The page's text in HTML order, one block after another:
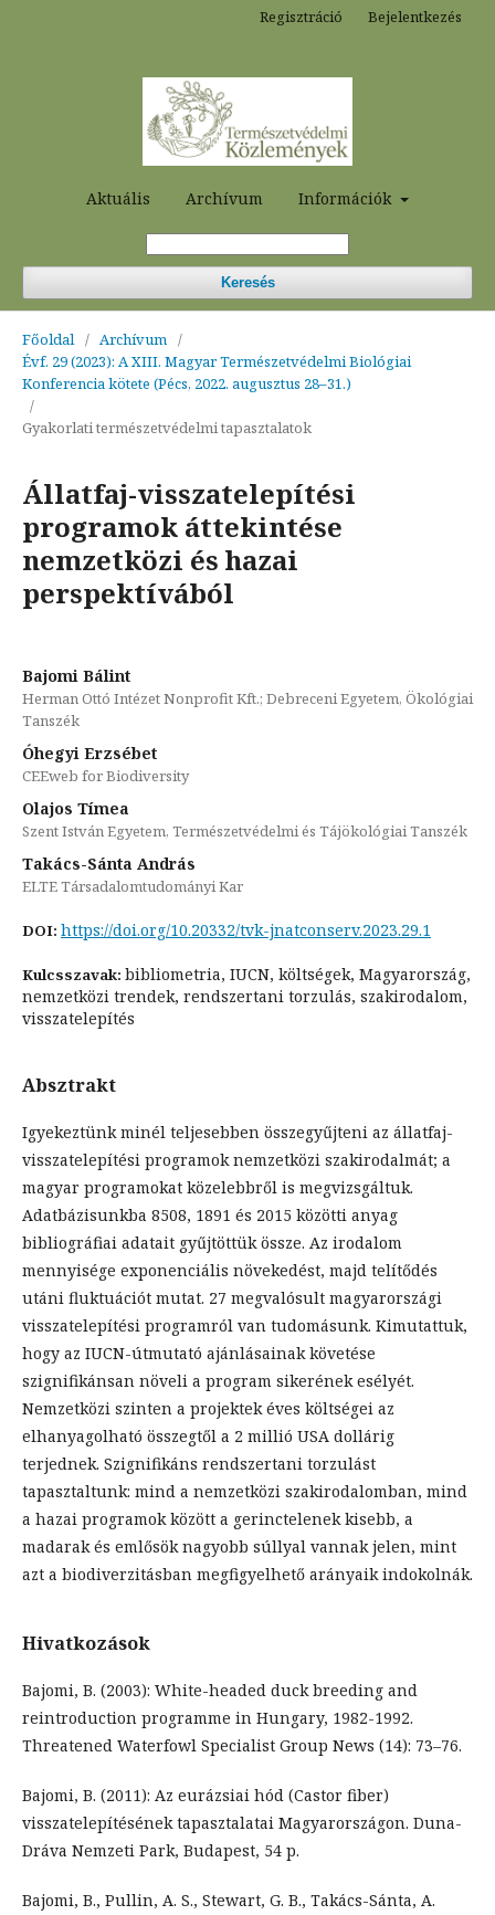
Aktuális Archívum Információk
Keresés
Regisztráció Bejelentkezés
Főoldal / Archívum /
Évf. 29 (2023): A XIII. Magyar Természetvédelmi Biológiai
Konferencia kötete (Pécs, 2022. augusztus 28–31.)
/
Gyakorlati természetvédelmi tapasztalatok
Állatfaj-visszatelepítési
programok áttekintése
nemzetközi és hazai
perspektívából
Bajomi Bálint
Herman Ottó Intézet Nonprofit Kft.; Debreceni Egyetem, Ökológiai
Tanszék
Óhegyi Erzsébet
CEEweb for Biodiversity
Olajos Tímea
Szent István Egyetem, Természetvédelmi és Tájökológiai Tanszék
Takács-Sánta András
ELTE Társadalomtudományi Kar
DOI: https://doi.org/10.20332/tvk-jnatconserv.2023.29.1
Kulcsszavak: bibliometria, IUCN, költségek, Magyarország,
nemzetközi trendek, rendszertani torzulás, szakirodalom,
visszatelepítés
Absztrakt
Igyekeztünk minél teljesebben összegyűjteni az állatfaj-
visszatelepítési programok nemzetközi szakirodalmát; a
magyar programokat közelebbről is megvizsgáltuk.
Adatbázisunkba 8508, 1891 és 2015 közötti anyag
bibliográfiai adatait gyűjtöttük össze. Az irodalom
mennyisége exponenciális növekedést, majd telítődés
utáni fluktuációt mutat. 27 megvalósult magyarországi
visszatelepítési programról van tudomásunk. Kimutattuk,
hogy az IUCN-útmutató ajánlásainak követése
szignifikánsan növeli a program sikerének esélyét.
Nemzetközi szinten a projektek éves költségei az
elhanyagolható összegtől a 2 millió USA dollárig
terjednek. Szignifikáns rendszertani torzulást
tapasztaltunk: mind a nemzetközi szakirodalomban, mind
a hazai programok között a gerinctelenek kisebb, a
madarak és emlősök nagyobb súllyal vannak jelen, mint
azt a biodiverzitásban megfigyelhető arányaik indokolnák.
Hivatkozások
Bajomi, B. (2003): White-headed duck breeding and
reintroduction programme in Hungary, 1982-1992.
Threatened Waterfowl Specialist Group News (14): 73–76.
Bajomi, B. (2011): Az eurázsiai hód (Castor fiber)
visszatelepítésének tapasztalatai Magyarországon. Duna-
Dráva Nemzeti Park, Budapest, 54 p.
Bajomi, B., Pullin, A. S., Stewart, G. B., Takács-Sánta, A.